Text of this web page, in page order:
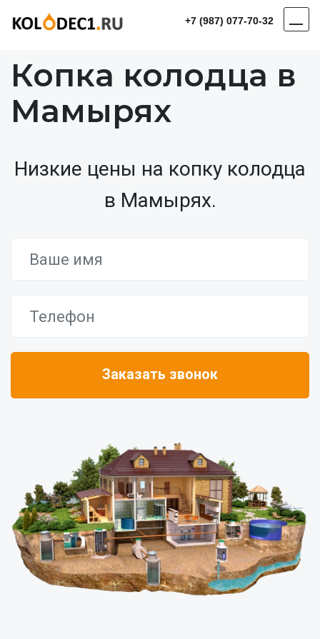
+7 (987) 077-70-32
Копка колодца в
Мамырях
Низкие цены на копку колодца
в Мамырях.